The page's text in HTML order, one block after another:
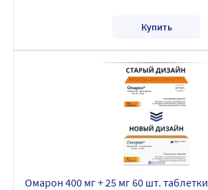
Купить
Омарон 400 мг + 25 мг 60 шт. таблетки